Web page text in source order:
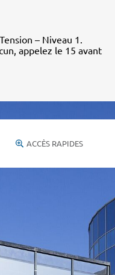
– Niveau 1.
appelez le 15 avant
ACCÈS RAPIDES